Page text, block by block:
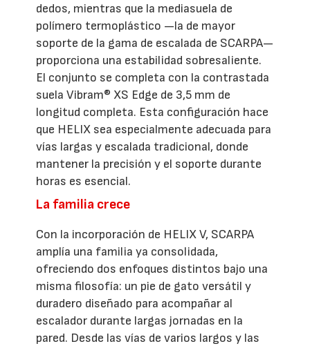
dedos, mientras que la mediasuela de
polímero termoplástico —la de mayor
soporte de la gama de escalada de SCARPA—
proporciona una estabilidad sobresaliente.
El conjunto se completa con la contrastada
suela Vibram® XS Edge de 3,5 mm de
longitud completa. Esta configuración hace
que HELIX sea especialmente adecuada para
vías largas y escalada tradicional, donde
mantener la precisión y el soporte durante
horas es esencial.
La familia crece
Con la incorporación de HELIX V, SCARPA
amplía una familia ya consolidada,
ofreciendo dos enfoques distintos bajo una
misma filosofía: un pie de gato versátil y
duradero diseñado para acompañar al
escalador durante largas jornadas en la
pared. Desde las vías de varios largos y las